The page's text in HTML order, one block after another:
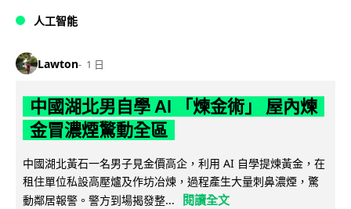
人工智能
Lawton 1 日
中國湖北男自學 AI 「煉金術」 屋內煉
金冒濃煙驚動全區
中國湖北黃石一名男子見金價高企，利用 AI 自學提煉黃金，在
租住單位私設高壓爐及作坊冶煉，過程產生大量刺鼻濃煙，驚
動鄰居報警。警方到場揭發整...
閱讀全文